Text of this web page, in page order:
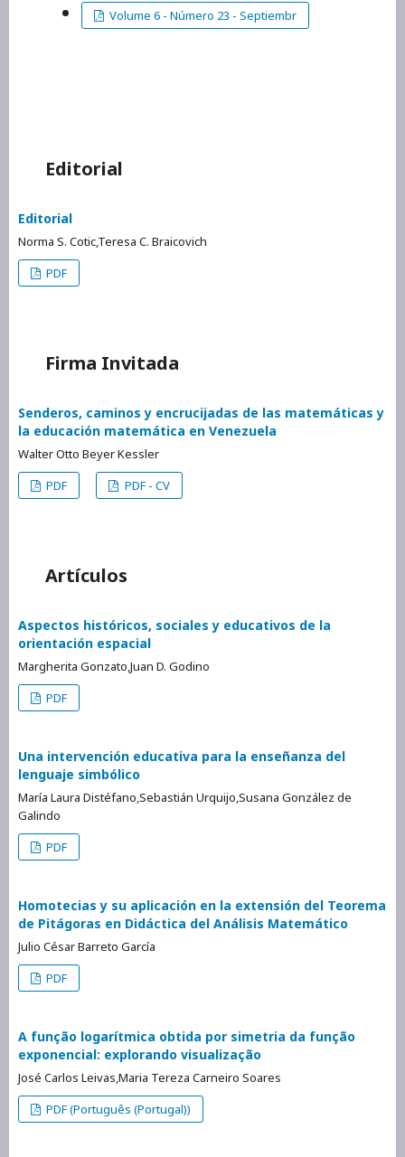
Volume 6 - Número 23 - Septiembr
Editorial
Editorial
Norma S. Cotic,Teresa C. Braicovich
PDF
Firma Invitada
Senderos, caminos y encrucijadas de las matemáticas y
la educación matemática en Venezuela
Walter Otto Beyer Kessler
PDF
PDF - CV
Artículos
Aspectos históricos, sociales y educativos de la
orientación espacial
Margherita Gonzato,Juan D. Godino
PDF
Una intervención educativa para la enseñanza del
lenguaje simbólico
María Laura Distéfano,Sebastián Urquijo,Susana González de
Galindo
PDF
Homotecias y su aplicación en la extensión del Teorema
de Pitágoras en Didáctica del Análisis Matemático
Julio César Barreto García
PDF
A função logarítmica obtida por simetria da função
exponencial: explorando visualização
José Carlos Leivas,Maria Tereza Carneiro Soares
PDF (Português (Portugal))